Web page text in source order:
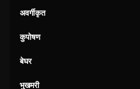
अवर्गीकृत
कुपोषण
बेघर
भुखमरी